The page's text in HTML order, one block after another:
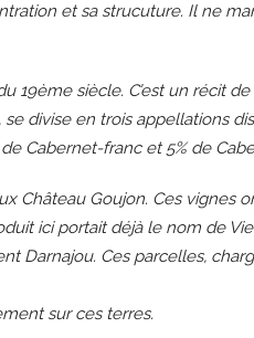
et sa strucuture. Il ne
19ème siècle. C’est un récit
divise en trois appellations
Cabernet-franc et 5% de
Château Goujon. Ces vignes
ici portait déjà le nom de
Darnajou. Ces parcelles,
sur ces terres.